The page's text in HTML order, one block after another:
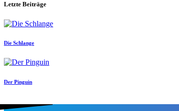
Letzte Beiträge
Die Schlange
Der Pinguin